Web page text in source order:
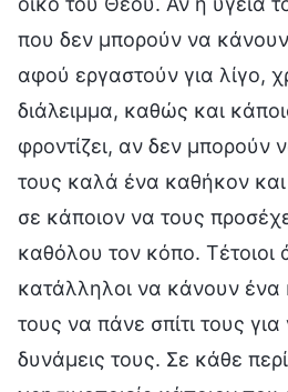
που δεν μπορούν να
αφού εργαστούν για λίγο,
διάλειμμα, καθώς και
φροντίζει, αν δεν μπορούν
τους καλά ένα καθήκον και
σε κάποιον να τους
καθόλου τον κόπο. Τέτοιοι
κατάλληλοι να κάνουν ένα
τους να πάνε σπίτι τους για
δυνάμεις τους. Σε κάθε